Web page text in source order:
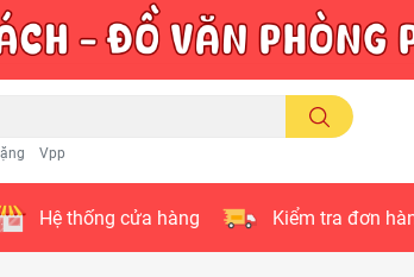
Vpp
Hệ thống cửa hàng Kiểm tra đơn